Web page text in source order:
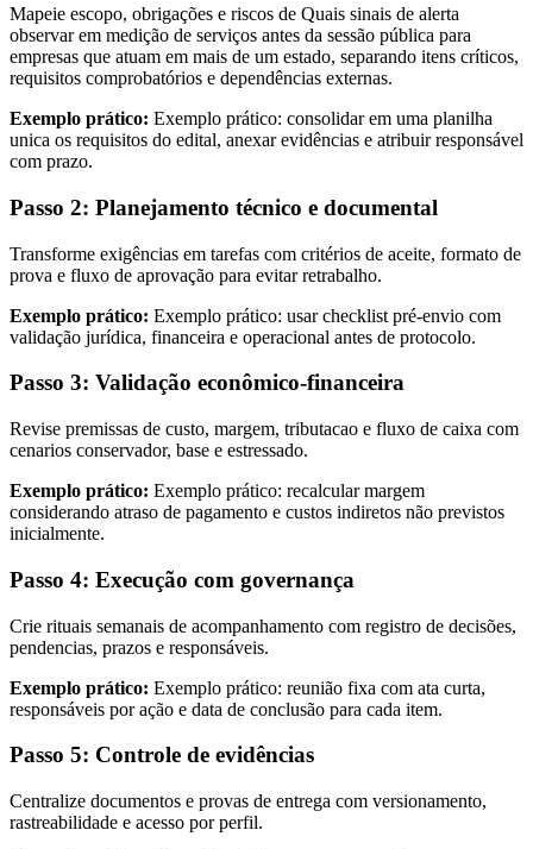
Mapeie escopo, obrigações e riscos de Quais sinais de alerta
observar em medição de serviços antes da sessão pública para
empresas que atuam em mais de um estado, separando itens críticos,
requisitos comprobatórios e dependências externas.
Exemplo prático: Exemplo prático: consolidar em uma planilha
unica os requisitos do edital, anexar evidências e atribuir responsável
com prazo.
Passo 2: Planejamento técnico e documental
Transforme exigências em tarefas com critérios de aceite, formato de
prova e fluxo de aprovação para evitar retrabalho.
Exemplo prático: Exemplo prático: usar checklist pré-envio com
validação jurídica, financeira e operacional antes de protocolo.
Passo 3: Validação econômico-financeira
Revise premissas de custo, margem, tributacao e fluxo de caixa com
cenarios conservador, base e estressado.
Exemplo prático: Exemplo prático: recalcular margem
considerando atraso de pagamento e custos indiretos não previstos
inicialmente.
Passo 4: Execução com governança
Crie rituais semanais de acompanhamento com registro de decisões,
pendencias, prazos e responsáveis.
Exemplo prático: Exemplo prático: reunião fixa com ata curta,
responsáveis por ação e data de conclusão para cada item.
Passo 5: Controle de evidências
Centralize documentos e provas de entrega com versionamento,
rastreabilidade e acesso por perfil.